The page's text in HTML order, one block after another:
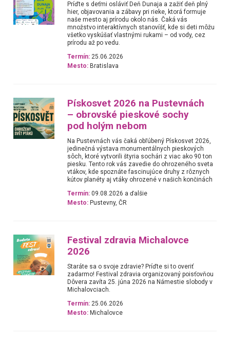
Príďte s deťmi osláviť Deň Dunaja a zažiť deň plný
hier, objavovania a zábavy pri rieke, ktorá formuje
naše mesto aj prírodu okolo nás. Čaká vás
množstvo interaktívnych stanovíšť, kde si deti môžu
všetko vyskúšať vlastnými rukami – od vody, cez
prírodu až po vedu.
Termín: 25.06.2026
Mesto: Bratislava
Pískosvet 2026 na Pustevnách
– obrovské pieskové sochy
pod holým nebom
Na Pustevnách vás čaká obľúbený Pískosvet 2026,
jedinečná výstava monumentálnych pieskových
sôch, ktoré vytvorili štyria sochári z viac ako 90 ton
piesku. Tento rok vás zavedie do ohrozeného sveta
vtákov, kde spoznáte fascinujúce druhy z rôznych
kútov planéty aj vtáky ohrozené v našich končinách
Termín: 09.08.2026 a ďalšie
Mesto: Pustevny, ČR
Festival zdravia Michalovce
2026
Staráte sa o svoje zdravie? Príďte si to overiť
zadarmo! Festival zdravia organizovaný poisťovňou
Dôvera zavíta 25. júna 2026 na Námestie slobody v
Michalovciach.
Termín: 25.06.2026
Mesto: Michalovce